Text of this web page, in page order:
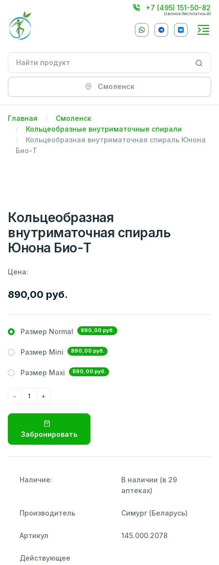
+7 (495) 151-50-82
(звонок бесплатный)
Смоленск
Главная
Смоленск
Кольцеобразные внутриматочные спирали
Кольцеобразная внутриматочная спираль Юнона
Био-Т
Кольцеобразная
внутриматочная спираль
Юнона Био-Т
Цена:
890,00 руб.
Размер Normal 890,00 руб.
Размер Mini 890,00 руб.
Размер Maxi 890,00 руб.
Забронировать
Наличие:
В наличии (в 29
аптеках)
Производитель Симург (Беларусь)
Артикул 145.000.2078
Действующее